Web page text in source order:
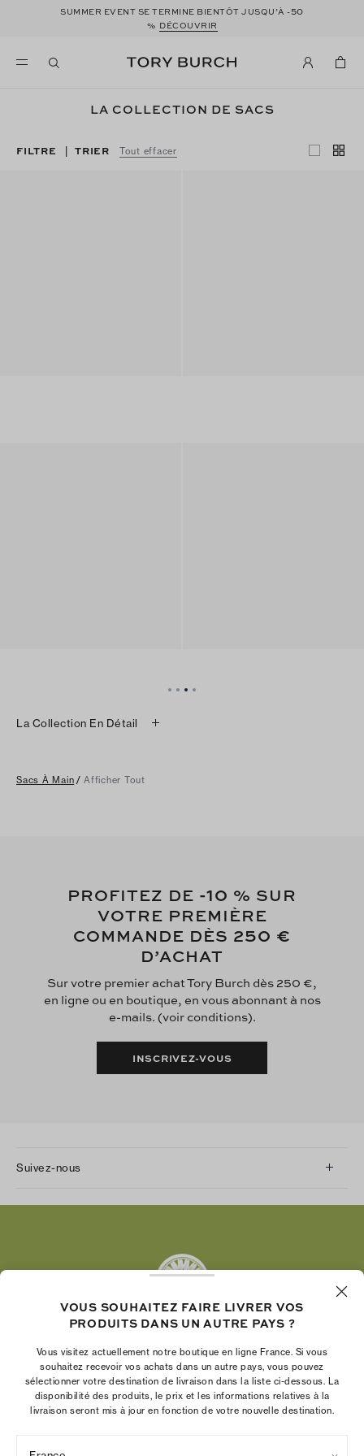
SUMMER EVENT SE TERMINE BIENTÔT JUSQU’À -50
% DÉCOUVRIR
LA COLLECTION DE SACS
FILTRE | TRIER Tout effacer
La Collection En Détail
Sacs À Main / Afficher Tout
PROFITEZ DE -10 % SUR
VOTRE PREMIÈRE
COMMANDE DÈS 250 €
D’ACHAT
Sur votre premier achat Tory Burch dès 250 €,
en ligne ou en boutique, en vous abonnant à nos
e-mails. (voir conditions).
INSCRIVEZ-VOUS
Suivez-nous
Pinterest
La Fondation Tory Burch renforce le pouvoir
économique des femmes en aidant les
entrepreneures à créer des entreprises pérennes
VOUS SOUHAITEZ FAIRE LIVRER VOS
PRODUITS DANS UN AUTRE PAYS ?
Vous visitez actuellement notre boutique en ligne France. Si vous
souhaitez recevoir vos achats dans un autre pays, vous pouvez
sélectionner votre destination de livraison dans la liste ci-dessous. La
disponibilité des produits, le prix et les informations relatives à la
livraison seront mis à jour en fonction de votre nouvelle destination.